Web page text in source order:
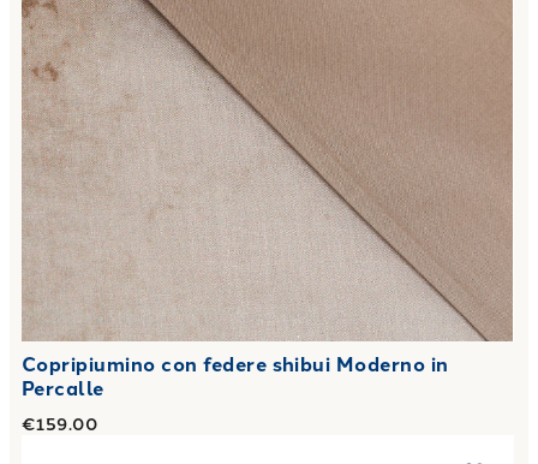
Copripiumino con federe shibui Moderno in
Percalle
€159.00